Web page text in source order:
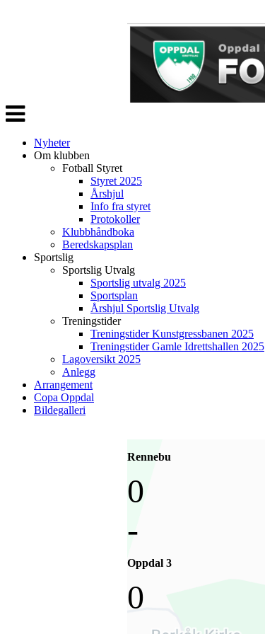
Veksle
navigasjon
Nyheter
Om klubben
Fotball Styret
Styret 2025
Årshjul
Info fra styret
Protokoller
Klubbhåndboka
Beredskapsplan
Sportslig
Sportslig Utvalg
Sportslig utvalg 2025
Sportsplan
Årshjul Sportslig Utvalg
Treningstider
Treningstider Kunstgressbanen 2025
Treningstider Gamle Idrettshallen 2025
Lagoversikt 2025
Anlegg
Arrangement
Copa Oppdal
Bildegalleri
Rennebu
0
-
Oppdal 3
0